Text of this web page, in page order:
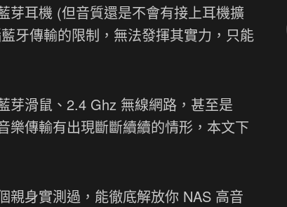
芽耳機 (但音質還是不會有接上耳機擴
牙傳輸的限制，無法發揮其實力，只能
芽滑鼠、2.4 Ghz 無線網路，甚至是
樂傳輸有出現斷斷續續的情形，本文下
親身實測過，能徹底解放你 NAS 高音